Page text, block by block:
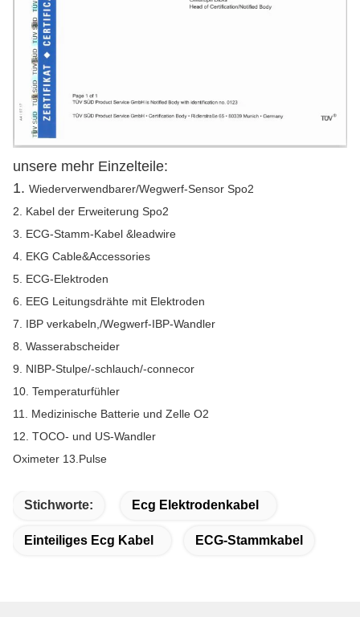
unsere mehr Einzelteile:
1. Wiederverwendbarer/Wegwerf-Sensor Spo2
2. Kabel der Erweiterung Spo2
3. ECG-Stamm-Kabel &leadwire
4. EKG Cable&Accessories
5. ECG-Elektroden
6. EEG Leitungsdrähte mit Elektroden
7. IBP verkabeln,/Wegwerf-IBP-Wandler
8. Wasserabscheider
9. NIBP-Stulpe/-schlauch/-connecor
10. Temperaturfühler
11. Medizinische Batterie und Zelle O2
12. TOCO- und US-Wandler
Oximeter 13.Pulse
Stichworte: Ecg Elektrodenkabel
Einteiliges Ecg Kabel ECG-Stammkabel